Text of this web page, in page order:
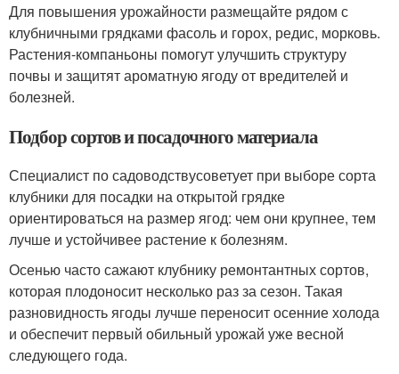
Для повышения урожайности размещайте рядом с
клубничными грядками фасоль и горох, редис, морковь.
Растения-компаньоны помогут улучшить структуру
почвы и защитят ароматную ягоду от вредителей и
болезней.
Подбор сортов и посадочного материала
Специалист по садоводствусоветует при выборе сорта
клубники для посадки на открытой грядке
ориентироваться на размер ягод: чем они крупнее, тем
лучше и устойчивее растение к болезням.
Осенью часто сажают клубнику ремонтантных сортов,
которая плодоносит несколько раз за сезон. Такая
разновидность ягоды лучше переносит осенние холода
и обеспечит первый обильный урожай уже весной
следующего года.